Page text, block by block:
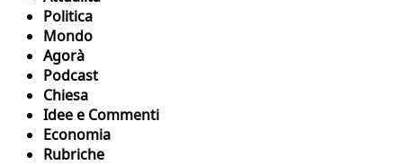
Politica
Mondo
Agorà
Podcast
Chiesa
Idee e Commenti
Economia
Rubriche